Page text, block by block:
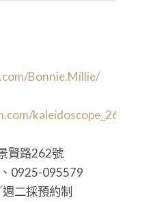
Bonnie.Millie/
kaleidoscope_262/
賢路262號
0925-095579
二採預約制